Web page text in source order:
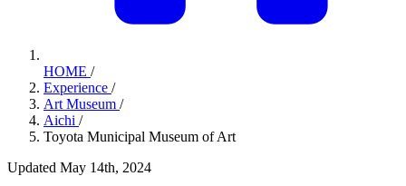
HOME /
Experience /
Art Museum /
Aichi /
Toyota Municipal Museum of Art
Updated May 14th, 2024